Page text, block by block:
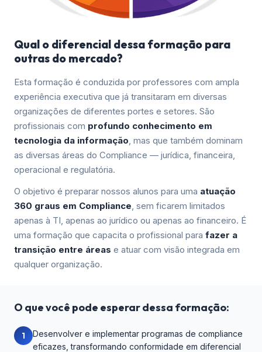
Qual o diferencial dessa formação para
outras do mercado?
Esta formação é conduzida por professores com ampla
experiência executiva que já transitaram em diversas
organizações de diferentes portes e setores. São
profissionais com profundo conhecimento em
tecnologia da informação , mas que também dominam
as diversas áreas do Compliance — jurídica, financeira,
operacional e regulatória.
O objetivo é preparar nossos alunos para uma atuação
360 graus em Compliance , sem ficarem limitados
apenas à TI, apenas ao jurídico ou apenas ao financeiro. É
uma formação que capacita o profissional para fazer a
transição entre áreas e atuar com visão integrada em
qualquer organização.
O que você pode esperar dessa formação:
1
Desenvolver e implementar programas de compliance
eficazes, transformando conformidade em diferencial